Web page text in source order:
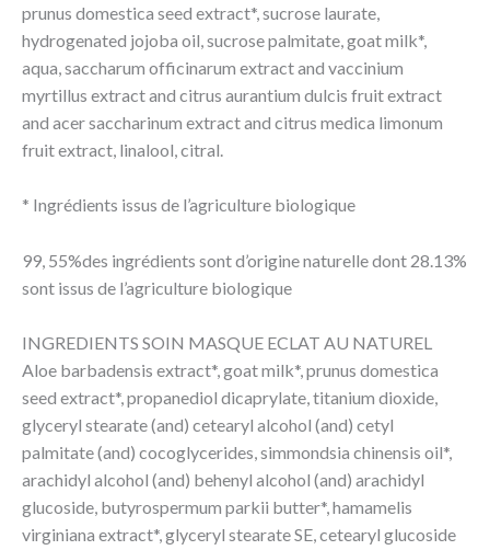
prunus domestica seed extract*, sucrose laurate,
hydrogenated jojoba oil, sucrose palmitate, goat milk*,
aqua, saccharum officinarum extract and vaccinium
myrtillus extract and citrus aurantium dulcis fruit extract
and acer saccharinum extract and citrus medica limonum
fruit extract, linalool, citral.
* Ingrédients issus de l’agriculture biologique
99, 55%des ingrédients sont d’origine naturelle dont 28.13%
sont issus de l’agriculture biologique
INGREDIENTS SOIN MASQUE ECLAT AU NATUREL
Aloe barbadensis extract*, goat milk*, prunus domestica
seed extract*, propanediol dicaprylate, titanium dioxide,
glyceryl stearate (and) cetearyl alcohol (and) cetyl
palmitate (and) cocoglycerides, simmondsia chinensis oil*,
arachidyl alcohol (and) behenyl alcohol (and) arachidyl
glucoside, butyrospermum parkii butter*, hamamelis
virginiana extract*, glyceryl stearate SE, cetearyl glucoside